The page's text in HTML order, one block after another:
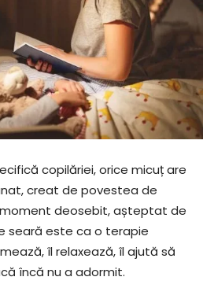
copilăriei, orice micuț are
creat de povestea de
deosebit, așteptat de
seară este ca o terapie
îl relaxează, îl ajută să
încă nu a adormit.